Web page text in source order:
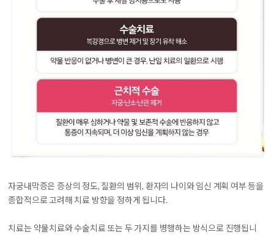
자궁내막증은 증상의 정도, 질환의 범위, 환자의 나이와 임신 계획 여부 등을
종합적으로 고려해 치료 방향을 정하게 됩니다.
치료는 약물치료와 수술치료 또는 두 가지를 병행하는 방식으로 진행됩니